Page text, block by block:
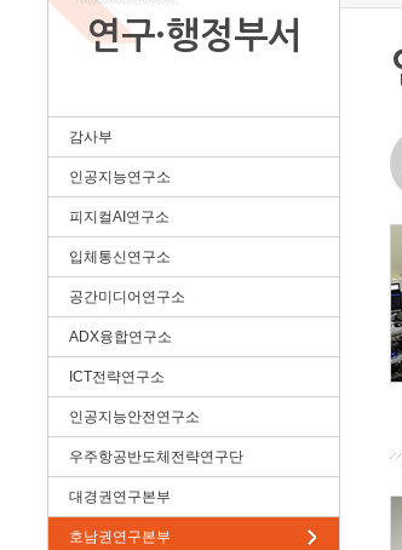
연구·행정부서
감사부
인공지능연구소
피지컬AI연구소
입체통신연구소
공간미디어연구소
ADX융합연구소
ICT전략연구소
인공지능안전연구소
우주항공반도체전략연구단
대경권연구본부
호남권연구본부